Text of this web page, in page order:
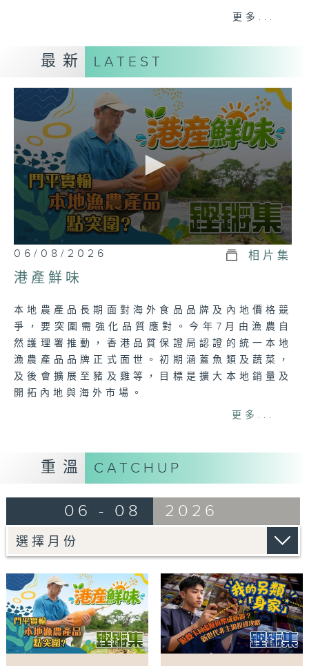
《鏗鏘集》是一個團隊，每個星期，無論晴天
更多...
最新 LATEST
0
seconds
of
23
7
seconds
06/08/2026 相片集
港產鮮味
本地農產品長期面對海外食品品牌及內地價格競
爭，要突圍需強化品質應對。今年7月由漁農自
然護理署推動，香港品質保證局認證的統一本地
漁農產品品牌正式面世。初期涵蓋魚類及蔬菜，
及後會擴展至豬及雞等，目標是擴大本地銷量及
開拓內地與海外市場。
本地農戶等能否把握品牌機遇，開創新出路？本
Tag: 香港品質保證局 , 食品安全
更多...
重溫 CATCHUP
06 - 08 2026